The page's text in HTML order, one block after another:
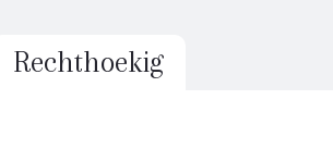
Rechthoekig